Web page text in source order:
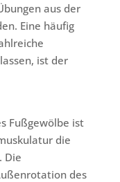
aus der
Eine häufig
ist der
Fußgewölbe ist
die
Die
des